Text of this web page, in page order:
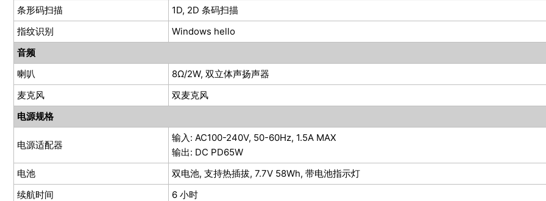
条形码扫描
1D, 2D 条码扫描
指纹识别
Windows hello
音频
喇叭
8Ω/2W, 双立体声扬声器
麦克风
双麦克风
电源规格
电源适配器
输入: AC100-240V, 50-60Hz, 1.5A MAX
输出: DC PD65W
电池
双电池, 支持热插拔, 7.7V 58Wh, 带电池指示灯
续航时间
6 小时